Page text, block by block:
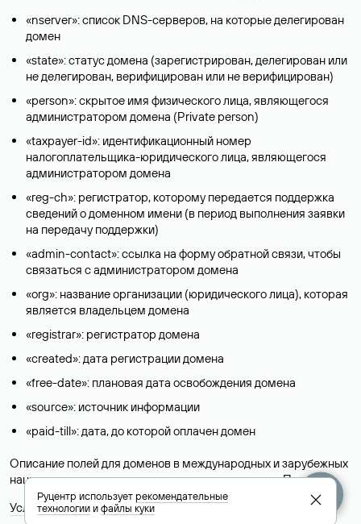
«nserver»: список DNS-серверов, на которые делегирован
домен
«state»: статус домена (зарегистрирован, делегирован или
не делегирован, верифицирован или не верифицирован)
«person»: скрытое имя физического лица, являющегося
администратором домена (Privatе person)
«taxpayer-id»: идентификационный номер
налогоплательщика-юридического лица, являющегося
администратором домена
«reg-ch»: регистратор, которому передается поддержка
сведений о доменном имени (в период выполнения заявки
на передачу поддержки)
«admin-contact»: ссылка на форму обратной связи, чтобы
связаться с администратором домена
«org»: название организации (юридического лица), которая
является владельцем домена
«registrar»: регистратор домена
«created»: дата регистрации домена
«free-date»: плановая дата освобождения домена
«source»: источник информации
«paid-till»: дата, до которой оплачен домен
Описание полей для доменов в международных и зарубежных
национальных доменах представлены в разделе «Помощь».
Условия использования Whois-сервиса
Руцентр используетрекомендательные
технологииифайлы куки